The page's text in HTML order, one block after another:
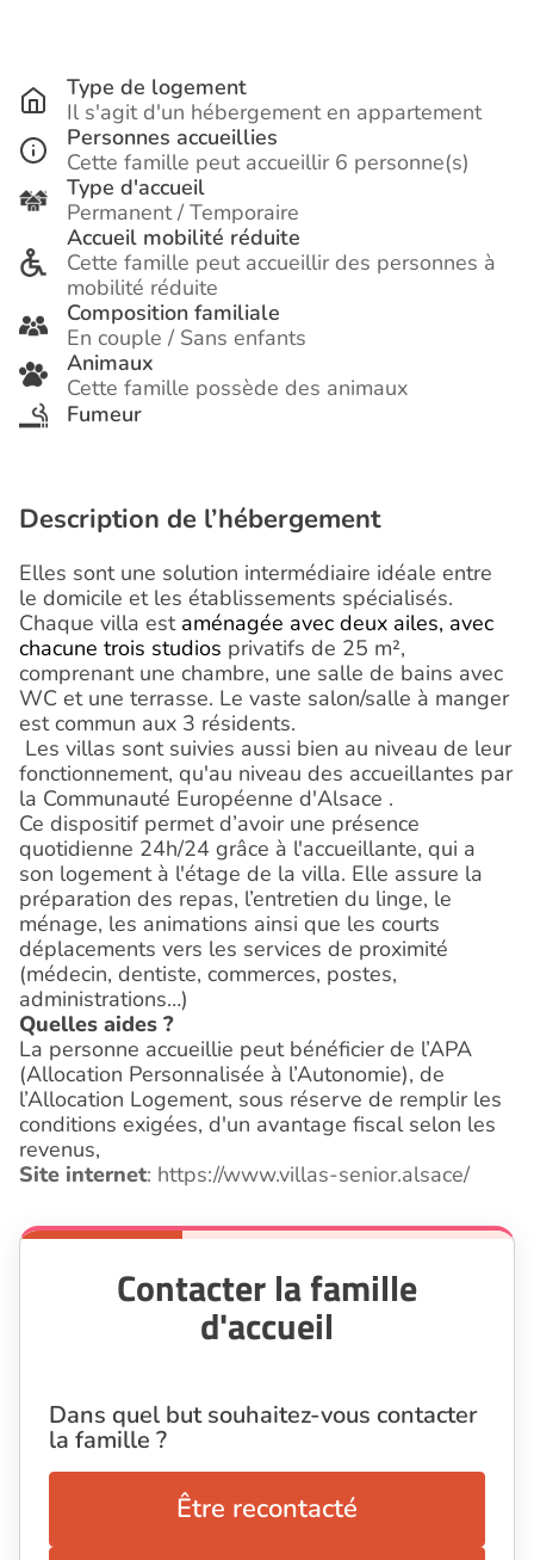
Type de logement
Il s'agit d'un hébergement en appartement
Personnes accueillies
Cette famille peut accueillir 6 personne(s)
Type d'accueil
Permanent / Temporaire
Accueil mobilité réduite
Cette famille peut accueillir des personnes à
mobilité réduite
Composition familiale
En couple / Sans enfants
Animaux
Cette famille possède des animaux
Fumeur
Description de l’hébergement
Elles sont une solution intermédiaire idéale entre
le domicile et les établissements spécialisés.
Chaque villa est aménagée avec deux ailes, avec
chacune trois studios privatifs de 25 m²,
comprenant une chambre, une salle de bains avec
WC et une terrasse. Le vaste salon/salle à manger
est commun aux 3 résidents.
Les villas sont suivies aussi bien au niveau de leur
fonctionnement, qu'au niveau des accueillantes par
la Communauté Européenne d'Alsace .
Ce dispositif permet d’avoir une présence
quotidienne 24h/24 grâce à l'accueillante, qui a
son logement à l'étage de la villa. Elle assure la
préparation des repas, l’entretien du linge, le
ménage, les animations ainsi que les courts
déplacements vers les services de proximité
(médecin, dentiste, commerces, postes,
administrations…)
Quelles aides ?
La personne accueillie peut bénéficier de l’APA
(Allocation Personnalisée à l’Autonomie), de
l’Allocation Logement, sous réserve de remplir les
conditions exigées, d'un avantage fiscal selon les
revenus,
Site internet: https://www.villas-senior.alsace/
Contacter la famille
d'accueil
Dans quel but souhaitez-vous contacter
la famille ?
Être recontacté